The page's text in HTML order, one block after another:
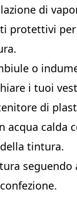
di
protettivi
o
i tuoi
di
acqua calda
tintura.